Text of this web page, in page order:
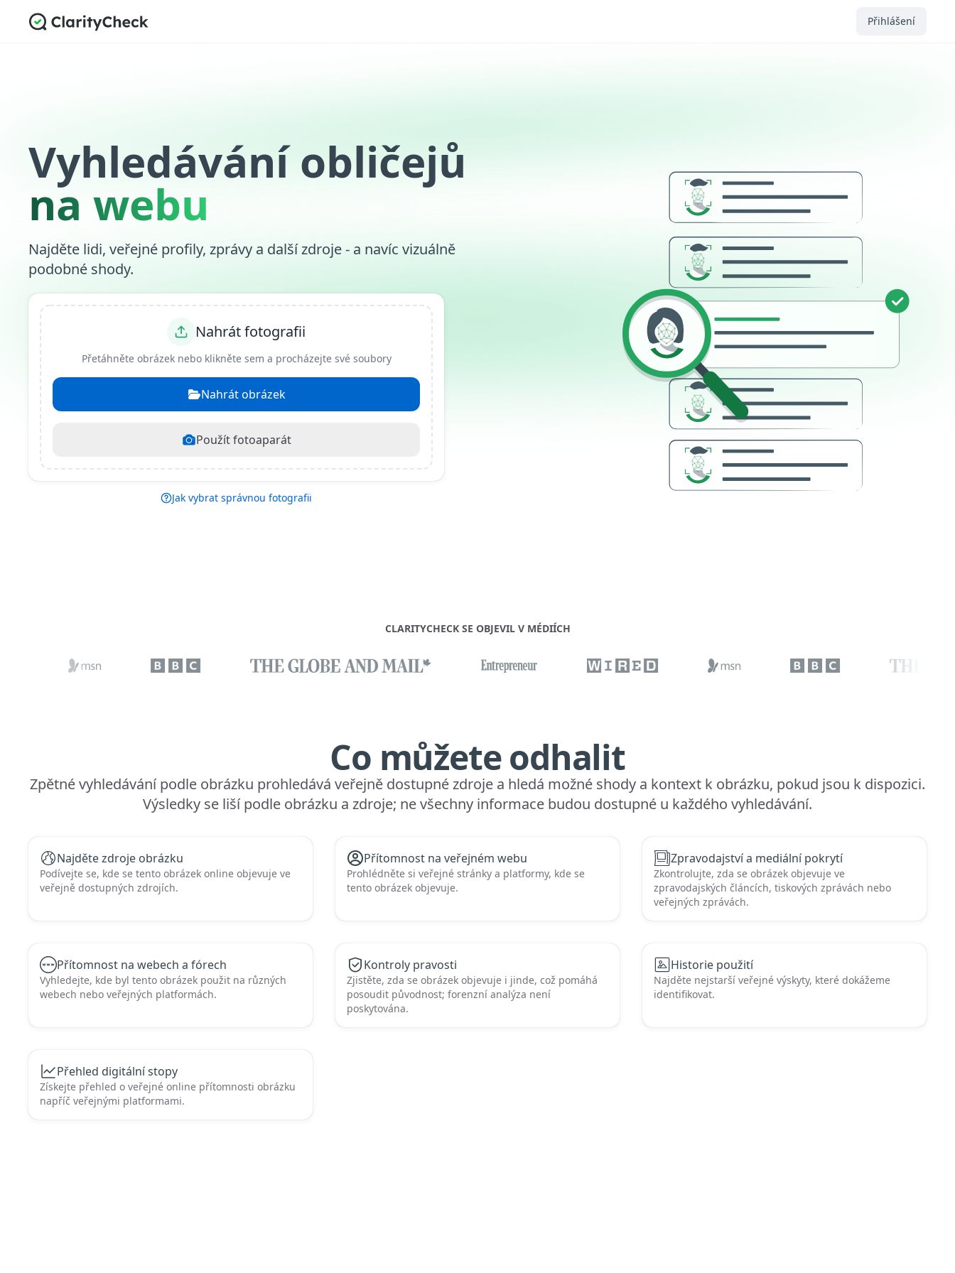
Přihlášení
Vyhledávání obličejů
na webu
Najděte lidi, veřejné profily, zprávy a další zdroje - a navíc vizuálně
podobné shody.
Nahrát fotografii
Přetáhněte obrázek nebo klikněte sem a procházejte své soubory
Nahrát obrázek
Použít fotoaparát
Jak vybrat správnou fotografii
CLARITYCHECK SE OBJEVIL V MÉDIÍCH
Co můžete odhalit
Zpětné vyhledávání podle obrázku prohledává veřejně dostupné zdroje a hledá možné shody a kontext k obrázku, pokud jsou k dispozici.
Výsledky se liší podle obrázku a zdroje; ne všechny informace budou dostupné u každého vyhledávání.
Najděte zdroje obrázku
Podívejte se, kde se tento obrázek online objevuje ve
veřejně dostupných zdrojích.
Přítomnost na veřejném webu
Prohlédněte si veřejné stránky a platformy, kde se
tento obrázek objevuje.
Zpravodajství a mediální pokrytí
Zkontrolujte, zda se obrázek objevuje ve
zpravodajských článcích, tiskových zprávách nebo
veřejných zprávách.
Přítomnost na webech a fórech
Vyhledejte, kde byl tento obrázek použit na různých
webech nebo veřejných platformách.
Kontroly pravosti
Zjistěte, zda se obrázek objevuje i jinde, což pomáhá
posoudit původnost; forenzní analýza není
poskytována.
Historie použití
Najděte nejstarší veřejné výskyty, které dokážeme
identifikovat.
Přehled digitální stopy
Získejte přehled o veřejné online přítomnosti obrázku
napříč veřejnými platformami.